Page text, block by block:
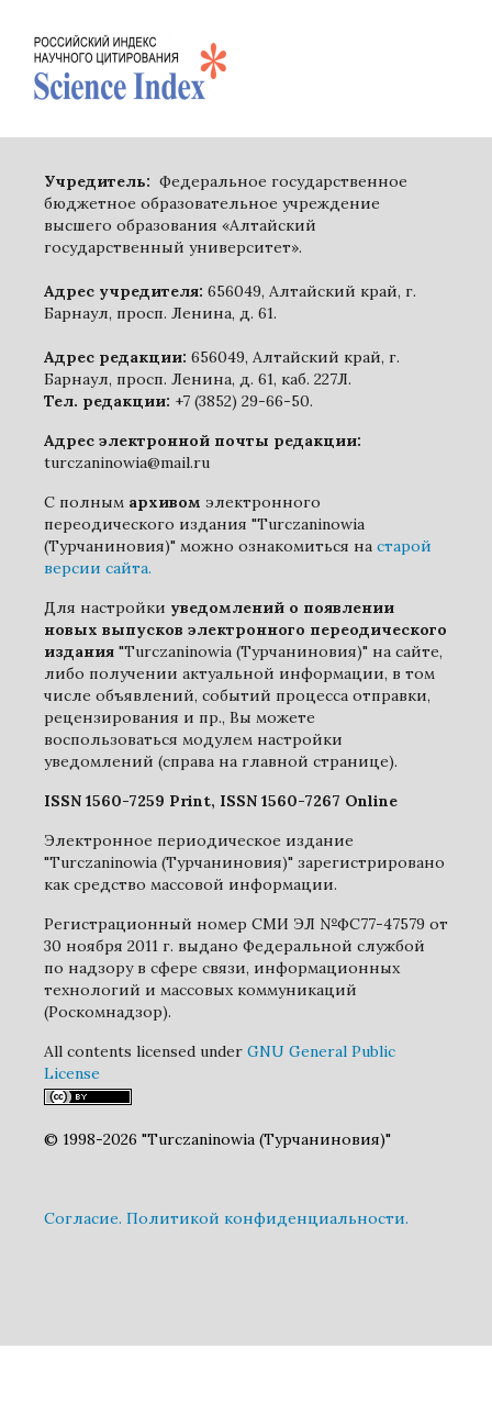
Учредитель: Федеральное государственное
бюджетное образовательное учреждение
высшего образования «Алтайский
государственный университет».
Адрес учредителя: 656049, Алтайский край, г.
Барнаул, просп. Ленина, д. 61.
Адрес редакции: 656049, Алтайский край, г.
Барнаул, просп. Ленина, д. 61, каб. 227Л.
Тел. редакции: +7 (3852) 29-66-50.
Адрес электронной почты редакции:
turczaninowia@mail.ru
С полным архивом электронного
переодического издания "Turczaninowia
(Турчаниновия)" можно ознакомиться на старой
версии сайта.
Для настройки уведомлений о появлении
новых выпусков электронного переодического
издания "Turczaninowia (Турчаниновия)" на сайте,
либо получении актуальной информации, в том
числе объявлений, событий процесса отправки,
рецензирования и пр., Вы можете
воспользоваться модулем настройки
уведомлений (справа на главной странице).
ISSN 1560-7259 Print, ISSN 1560-7267 Online
Электронное периодическое издание
"Turczaninowia (Турчаниновия)" зарегистрировано
как средство массовой информации.
Регистрационный номер СМИ ЭЛ №ФС77-47579 от
30 ноября 2011 г. выдано Федеральной службой
по надзору в сфере связи, информационных
технологий и массовых коммуникаций
(Роскомнадзор).
All contents licensed under GNU General Public
License
© 1998-2026 "Turczaninowia (Турчаниновия)"
Cогласие. Политикой конфиденциальности.